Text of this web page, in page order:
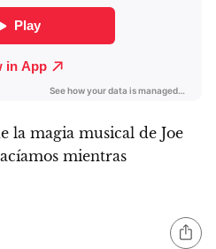
la magia musical de Joe
mientras